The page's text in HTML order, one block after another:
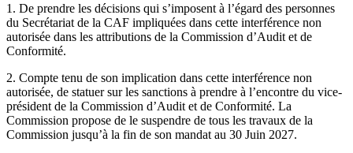
1. De prendre les décisions qui s’imposent à l’égard des personnes
du Secrétariat de la CAF impliquées dans cette interférence non
autorisée dans les attributions de la Commission d’Audit et de
Conformité.
2. Compte tenu de son implication dans cette interférence non
autorisée, de statuer sur les sanctions à prendre à l’encontre du vice-
président de la Commission d’Audit et de Conformité. La
Commission propose de le suspendre de tous les travaux de la
Commission jusqu’à la fin de son mandat au 30 Juin 2027.